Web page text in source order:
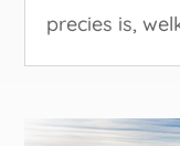
precies is,